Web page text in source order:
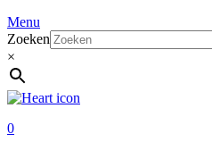
Menu
Zoeken
×
0